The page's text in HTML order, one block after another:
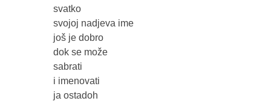
svatko
svojoj nadjeva ime
još je dobro
dok se može
sabrati
i imenovati
ja ostadoh